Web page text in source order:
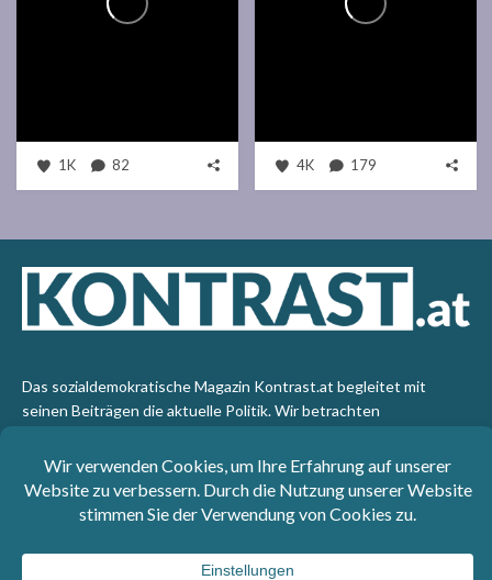
1K 82 4K 179
Das sozialdemokratische Magazin Kontrast.at begleitet mit
seinen Beiträgen die aktuelle Politik. Wir betrachten
emanzipatorischen Standpunkt aus. Kontrast wirft den Blick der
sozialen Gerechtigkeit auf die Welt.
: SPÖ-Klub - 1017 Wien - Telefon: +43 1 40110-
3393 - e-mail: redaktion@kontrast.at -